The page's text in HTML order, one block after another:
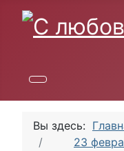
Вы здесь:
23